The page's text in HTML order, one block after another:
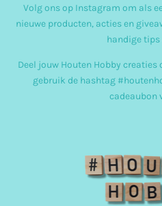
t
a
g
r
a
Volg ons op Instagram om als
nieuwe producten, acties en
handige
Deel jouw Houten Hobby
gebruik de hashtag
cadeaubon